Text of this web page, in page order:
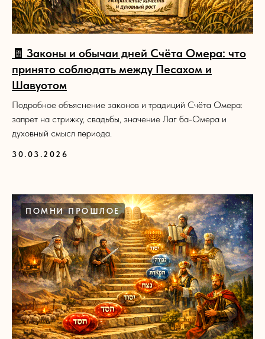
🧾 Законы и обычаи дней Счёта Омера: что
принято соблюдать между Песахом и
Шавуотом
Подробное объяснение законов и традиций Счёта Омера:
запрет на стрижку, свадьбы, значение Лаг ба-Омера и
духовный смысл периода.
30.03.2026
ПОМНИ ПРОШЛОЕ